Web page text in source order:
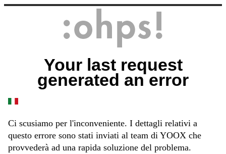
Your last request
generated an error
Ci scusiamo per l'inconveniente. I dettagli relativi a
questo errore sono stati inviati al team di YOOX che
provvederà ad una rapida soluzione del problema.